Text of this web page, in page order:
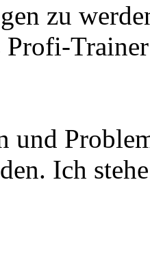
zu
Profi-
und
Ich